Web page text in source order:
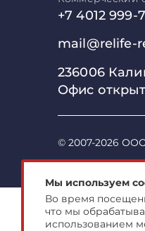
+7 4012 999-
mail@relife-
236006
Офис
© 2007-2026
Мы используем
Во время
что мы
использованием